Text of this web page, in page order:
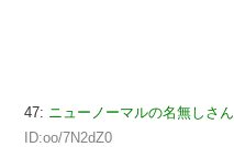
47: ニューノーマルの名無しさん
ID:oo/7N2dZ0